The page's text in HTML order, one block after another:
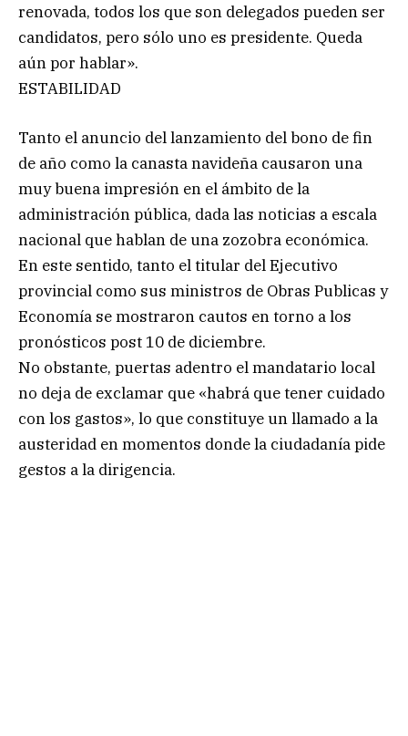
renovada, todos los que son delegados pueden ser
candidatos, pero sólo uno es presidente. Queda
aún por hablar».
ESTABILIDAD
Tanto el anuncio del lanzamiento del bono de fin
de año como la canasta navideña causaron una
muy buena impresión en el ámbito de la
administración pública, dada las noticias a escala
nacional que hablan de una zozobra económica.
En este sentido, tanto el titular del Ejecutivo
provincial como sus ministros de Obras Publicas y
Economía se mostraron cautos en torno a los
pronósticos post 10 de diciembre.
No obstante, puertas adentro el mandatario local
no deja de exclamar que «habrá que tener cuidado
con los gastos», lo que constituye un llamado a la
austeridad en momentos donde la ciudadanía pide
gestos a la dirigencia.